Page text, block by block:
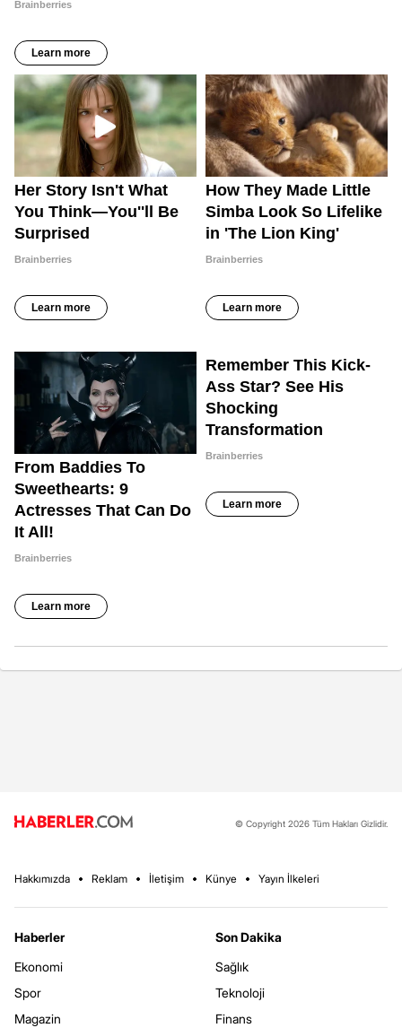
© Copyright 2026 Tüm Hakları Gizlidir.
Hakkımızda Reklam İletişim Künye Yayın İlkeleri
Haberler
Ekonomi
Spor
Magazin
Son Dakika
Sağlık
Teknoloji
Finans